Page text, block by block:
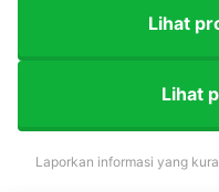
Lihat
Lihat
Laporkan informasi yang